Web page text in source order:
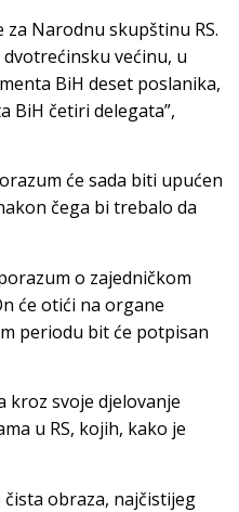
Narodnu skupštinu RS.
dvotrećinsku većinu, u
BiH deset poslanika,
BiH četiri delegata”,
će sada biti upućen
čega bi trebalo da
o zajedničkom
će otići na organe
periodu bit će potpisan
kroz svoje djelovanje
u RS, kojih, kako je
obraza, najčistijeg